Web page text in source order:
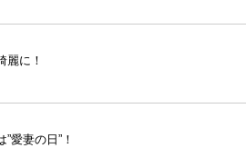
麗に！
”愛妻の日”！